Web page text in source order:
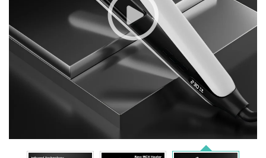
الأسئلة الشائعة
اتصل بنا